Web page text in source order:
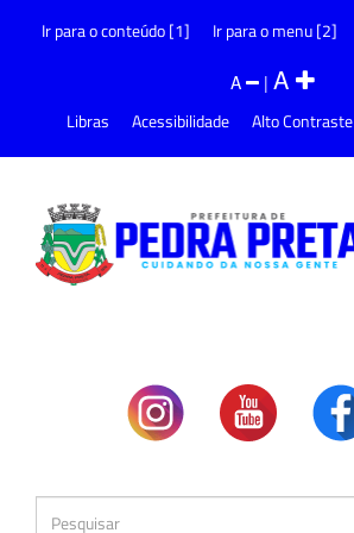
Ir para o conteúdo [1] Ir para o menu [2]
A |A
Libras Acessibilidade Alto Contraste